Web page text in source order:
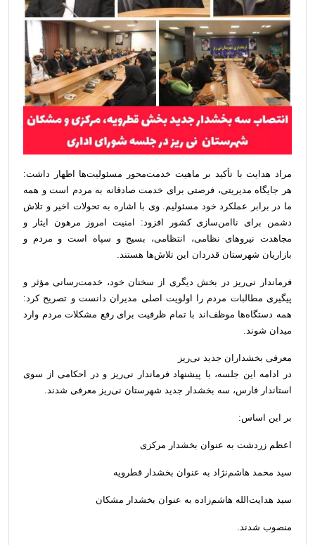
مراد هدایت با تأکید بر ماهیت خدمت‌محور مسئولیت‌ها اظهار داشت:
هر جایگاه مدیریتی، فرصتی برای خدمت صادقانه به مردم است و همه
ما در برابر عملکرد خود مسئولیم. وی با اشاره به تحولات اخیر و تلاش
دشمن برای ناامن‌سازی کشور افزود: امنیت امروز مرهون ایثار و
مجاهدت نیروهای نظامی، انتظامی، بسیج و سپاه است و مردم و
بازاریان شهرستان قدردان این تلاش‌ها هستند.
فرماندار نی‌ریز در بخش دیگری از سخنان خود، خدمت‌رسانی مؤثر و
پیگیری مطالبات مردم را اولویت اصلی مدیران دانست و تصریح کرد:
همه دستگاه‌ها موظف‌اند با تمام ظرفیت برای رفع مشکلات مردم وارد
میدان شوند.
معرفی بخشداران جدید نی‌ریز
در ادامه این جلسه، با پیشنهاد فرماندار نی‌ریز و در احکامی از سوی
استاندار فارس، سه بخشدار جدید شهرستان نی‌ریز معرفی شدند.
بر این اساس:
اعظم زردشت به عنوان بخشدار مرکزی
سید محمد هاشم‌نژاد به عنوان بخشدار قطرویه
سید هدایت‌الله هاشم‌زاده به عنوان بخشدار مشکان
منصوب شدند.